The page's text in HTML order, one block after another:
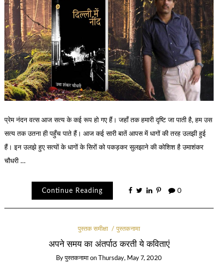
प्रेम नंदन वत्स आज सत्य के कई रूप हो गए हैं। जहाँ तक हमारी दृष्टि जा पाती है, हम उस
सत्य तक उतना ही पहुँच पाते हैं। आज कई सारी बातें आपस में धागों की तरह उलझी हुई
हैं। इन उलझे हुए सत्यों के धागों के सिरों को पकड़कर सुलझाने की कोशिश है उमाशंकर
चौधरी …
Continue Reading 0
पुस्तक समीक्षा पुस्तकनामा
अपने समय का अंतर्पाठ करती ये कविताएं
Byपुस्तकनामा on Thursday, May 7, 2020